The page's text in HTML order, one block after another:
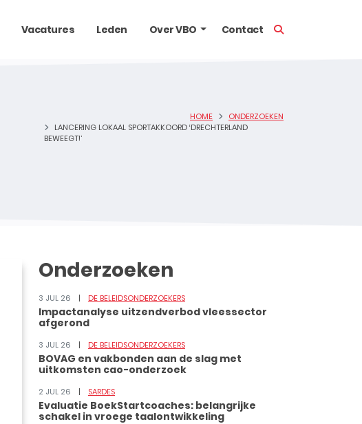
Vacatures Leden Over VBO Contact
HOME
ONDERZOEKEN
LANCERING LOKAAL SPORTAKKOORD ‘DRECHTERLAND
BEWEEGT!’
Onderzoeken
3 JUL 26 DE BELEIDSONDERZOEKERS
Impactanalyse uitzendverbod vleessector
afgerond
3 JUL 26 DE BELEIDSONDERZOEKERS
BOVAG en vakbonden aan de slag met
uitkomsten cao-onderzoek
2 JUL 26 SARDES
Evaluatie BoekStartcoaches: belangrijke
schakel in vroege taalontwikkeling